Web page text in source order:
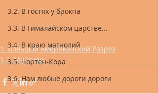
3.2. В гостях у брокпа
3.3. В Гималайском царстве...
3.4. В краю магнолий
3.5. Чортен-Кора
3.6. Нам любые дороги дороги
1. Большой Американский Разрез
1.2. Миссури